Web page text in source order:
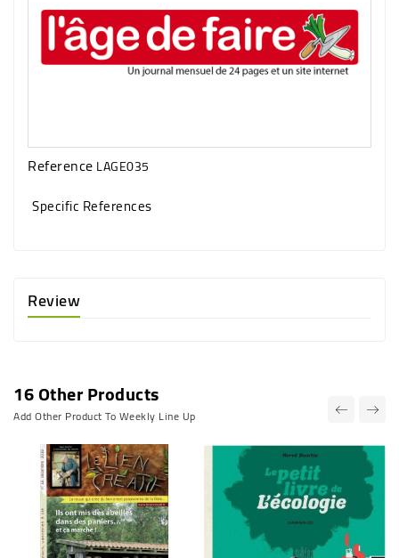
ReferenceLAGE035
Specific References
Review
16 Other Products
Add Other Product To Weekly Line Up